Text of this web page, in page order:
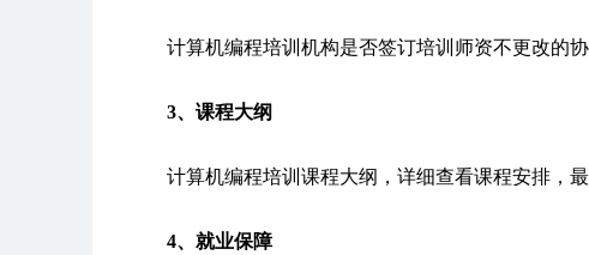
计算机编程培训机构是否签订培训师资不更改的协
3、课程大纲
计算机编程培训课程大纲，详细查看课程安排，最
4、就业保障